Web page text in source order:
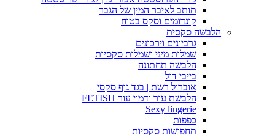
תותב לאיבר המין של הגבר
קונדומים וסקס בטוח
הלבשה סקסית
גרביונים וירכונים
שמלות מיני ושמלות סקסיות
הלבשה תחתונה
בייבי דול
אוברול רשת | בגד גוף סקסי
הלבשת עור ודמוי עור FETISH
Sexy lingerie
כפפות
תחפושות סקסיות